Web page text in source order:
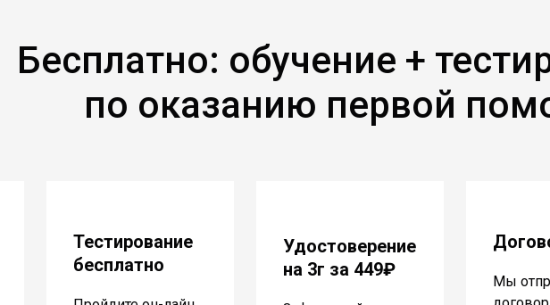
Бесплатно: обучение +
по оказанию первой
Тестирование
бесплатно
Удостоверение
на 3г за 449₽
Мы